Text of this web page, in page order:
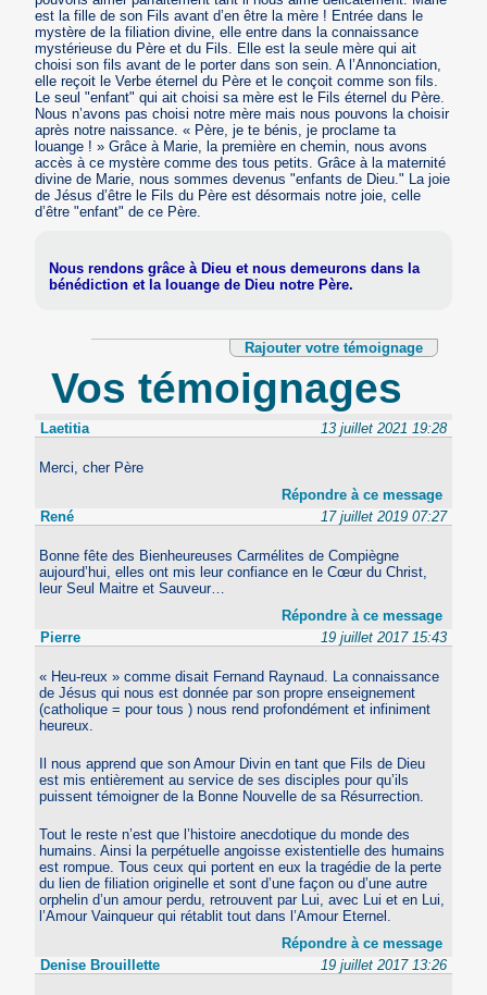
est la fille de son Fils avant d’en être la mère ! Entrée dans le
mystère de la filiation divine, elle entre dans la connaissance
mystérieuse du Père et du Fils. Elle est la seule mère qui ait
choisi son fils avant de le porter dans son sein. A l’Annonciation,
elle reçoit le Verbe éternel du Père et le conçoit comme son fils.
Le seul "enfant" qui ait choisi sa mère est le Fils éternel du Père.
Nous n’avons pas choisi notre mère mais nous pouvons la choisir
après notre naissance. « Père, je te bénis, je proclame ta
louange ! » Grâce à Marie, la première en chemin, nous avons
accès à ce mystère comme des tous petits. Grâce à la maternité
divine de Marie, nous sommes devenus "enfants de Dieu." La joie
de Jésus d’être le Fils du Père est désormais notre joie, celle
d’être "enfant" de ce Père.
Nous rendons grâce à Dieu et nous demeurons dans la
bénédiction et la louange de Dieu notre Père.
Rajouter votre témoignage
Vos témoignages
Laetitia 13 juillet 2021 19:28
Merci, cher Père
Répondre à ce message
René
17 juillet 2019 07:27
Bonne fête des Bienheureuses Carmélites de Compiègne
aujourd’hui, elles ont mis leur confiance en le Cœur du Christ,
leur Seul Maitre et Sauveur…
Répondre à ce message
Pierre
19 juillet 2017 15:43
« Heu-reux » comme disait Fernand Raynaud. La connaissance
de Jésus qui nous est donnée par son propre enseignement
(catholique = pour tous ) nous rend profondément et infiniment
heureux.
Il nous apprend que son Amour Divin en tant que Fils de Dieu
est mis entièrement au service de ses disciples pour qu’ils
puissent témoigner de la Bonne Nouvelle de sa Résurrection.
Tout le reste n’est que l’histoire anecdotique du monde des
humains. Ainsi la perpétuelle angoisse existentielle des humains
est rompue. Tous ceux qui portent en eux la tragédie de la perte
du lien de filiation originelle et sont d’une façon ou d’une autre
orphelin d’un amour perdu, retrouvent par Lui, avec Lui et en Lui,
l’Amour Vainqueur qui rétablit tout dans l’Amour Eternel.
Répondre à ce message
Denise Brouillette
19 juillet 2017 13:26